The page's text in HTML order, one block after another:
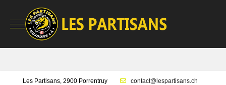
Mobile Menu Toggle
Les Partisans, 2900 Porrentruy contact@lespartisans.ch